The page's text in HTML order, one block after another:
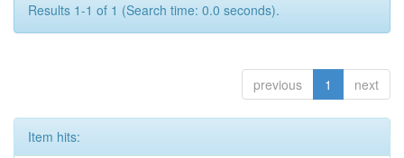
Results 1-1 of 1 (Search time: 0.0 seconds).
previous 1 next
Item hits: